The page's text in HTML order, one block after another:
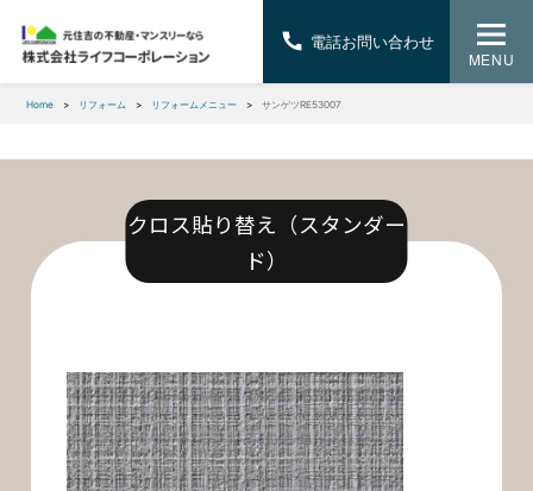
MENU
Home リフォーム リフォームメニュー サンゲツRE53007
クロス貼り替え（スタンダー
ド）
電話お問い合わせ